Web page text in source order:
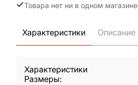
Товара нет ни в одном магазине
Характеристики Описание
Характеристики
Размеры: